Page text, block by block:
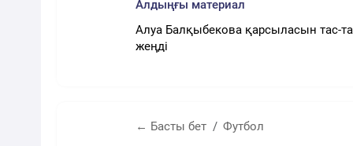
Алдыңғы материал
Алуа Балқыбекова қарсыласын тас-
жеңді
← Басты бет Футбол